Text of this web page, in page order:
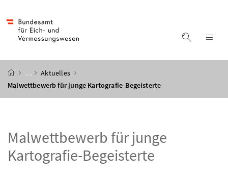
Suche
Startseite
…
Aktuelles
Malwettbewerb für junge Kartografie-Begeisterte
Malwettbewerb für junge
Kartografie-Begeisterte